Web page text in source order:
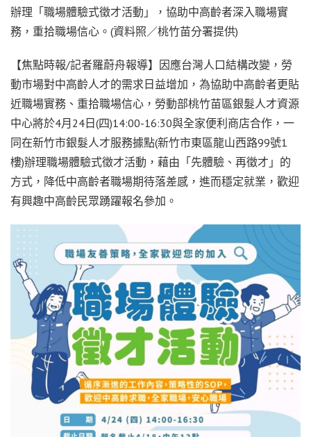
辦理「職場體驗式徵才活動」，協助中高齡者深入職場實
務，重拾職場信心。(資料照／桃竹苗分署提供)
【焦點時報/記者羅蔚舟報導】因應台灣人口結構改變，勞
動市場對中高齡人才的需求日益增加，為協助中高齡者更貼
近職場實務、重拾職場信心，勞動部桃竹苗區銀髮人才資源
中心將於4月24日(四)14:00-16:30與全家便利商店合作，一
同在新竹市銀髮人才服務據點(新竹市東區龍山西路99號1
樓)辦理職場體驗式徵才活動，藉由「先體驗、再徵才」的
方式，降低中高齡者職場期待落差感，進而穩定就業，歡迎
有興趣中高齡民眾踴躍報名參加。